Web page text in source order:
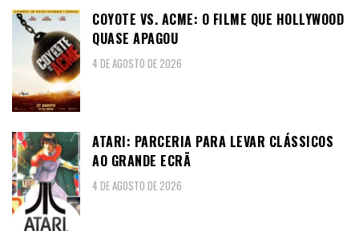
COYOTE VS. ACME: O FILME QUE HOLLYWOOD
QUASE APAGOU
4 DE AGOSTO DE 2026
ATARI: PARCERIA PARA LEVAR CLÁSSICOS
AO GRANDE ECRÃ
4 DE AGOSTO DE 2026